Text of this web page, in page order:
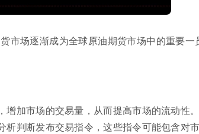
场逐渐成为全球原油期货市场中的重要一
加市场的交易量，从而提高市场的流动性。
判断发布交易指令，这些指令可能包含对